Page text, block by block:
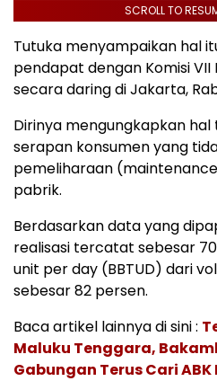
SCROLL TO
Tutuka menyampaikan hal
pendapat dengan Komisi VII
secara daring di Jakarta,
Dirinya mengungkapkan
serapan konsumen yang
pemeliharaan
pabrik.
Berdasarkan data yang
realisasi tercatat sebesar
unit per day (BBTUD) dari
sebesar 82 persen.
Baca artikel lainnya di sini :
Maluku Tenggara,
Gabungan Terus Cari